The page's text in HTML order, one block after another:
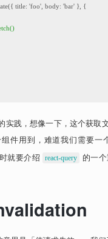
title: 'foo', body: 'bar' }, {
实践，想像一下，这个获取
件用到，难道我们需要一
就要介绍 react-query 的一